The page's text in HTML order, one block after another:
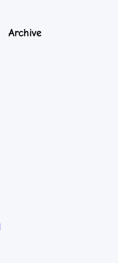
Archive